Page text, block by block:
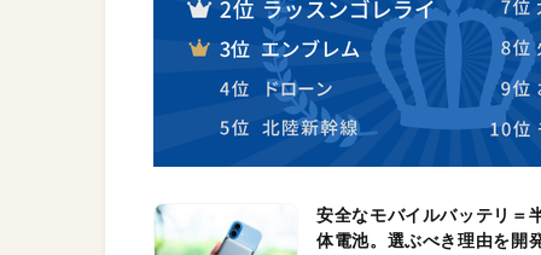
安全なモバイルバッテリ＝
体電池。選ぶべき理由を開